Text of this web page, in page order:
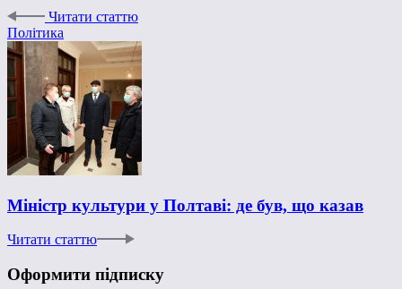
Читати статтю
Політика
Міністр культури у Полтаві: де був, що казав
Читати статтю
Оформити підписку